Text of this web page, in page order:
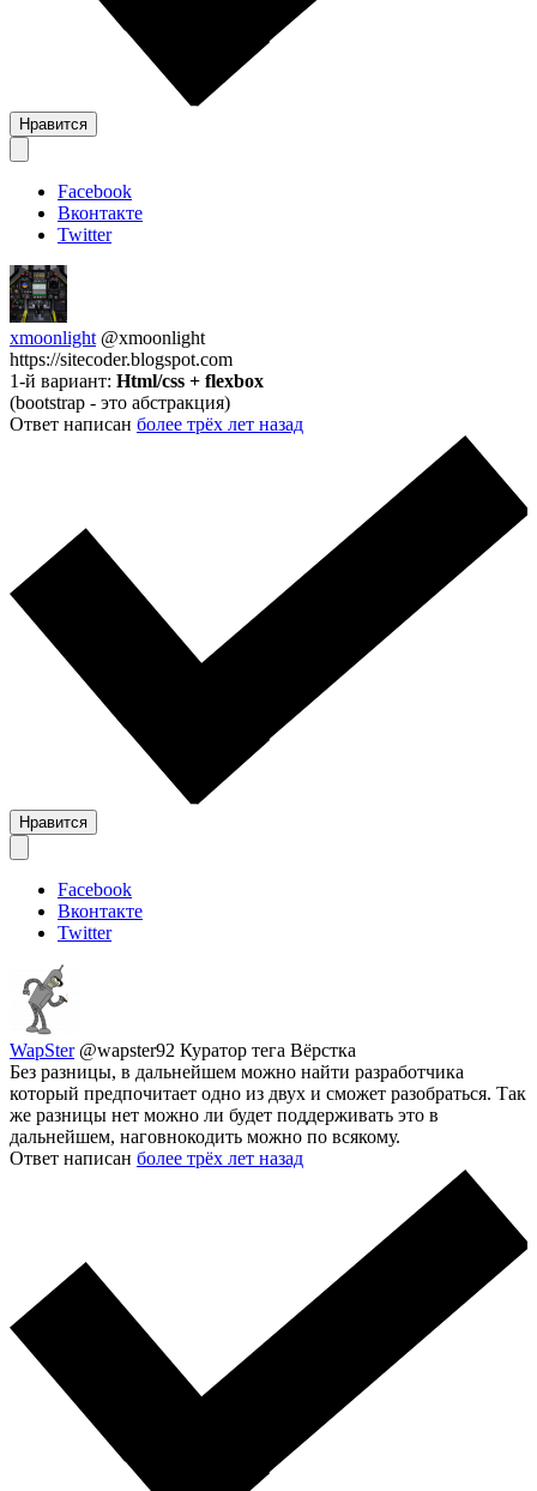
Нравится
Facebook
Вконтакте
Twitter
xmoonlight @xmoonlight
https://sitecoder.blogspot.com
1-й вариант: Html/css + flexbox
(bootstrap - это абстракция)
Ответ написан более трёх лет назад
Нравится
Facebook
Вконтакте
Twitter
WapSter @wapster92 Куратор тега Вёрстка
Без разницы, в дальнейшем можно найти разработчика
который предпочитает одно из двух и сможет разобраться. Так
же разницы нет можно ли будет поддерживать это в
дальнейшем, наговнокодить можно по всякому.
Ответ написан более трёх лет назад